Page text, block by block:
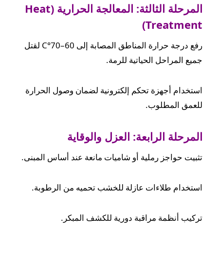
المرحلة الثالثة: المعالجة الحرارية (Heat
Treatment)
رفع درجة حرارة المناطق المصابة إلى 60–70°C لقتل
جميع المراحل الحياتية للرمة.
استخدام أجهزة تحكم إلكترونية لضمان وصول الحرارة
للعمق المطلوب.
المرحلة الرابعة: العزل والوقاية
تثبيت حواجز رملية أو شاميات مانعة عند أساس المبنى.
استخدام طلاءات عازلة للخشب تحميه من الرطوبة.
تركيب أنظمة مراقبة دورية للكشف المبكر.